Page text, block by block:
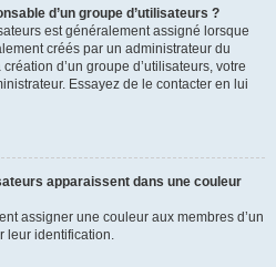
d’un groupe d’utilisateurs ?
est généralement assigné lorsque
créés par un administrateur du
d’un groupe d’utilisateurs, votre
Essayez de le contacter en lui
apparaissent dans une couleur
assigner une couleur aux membres d’un
leur identification.